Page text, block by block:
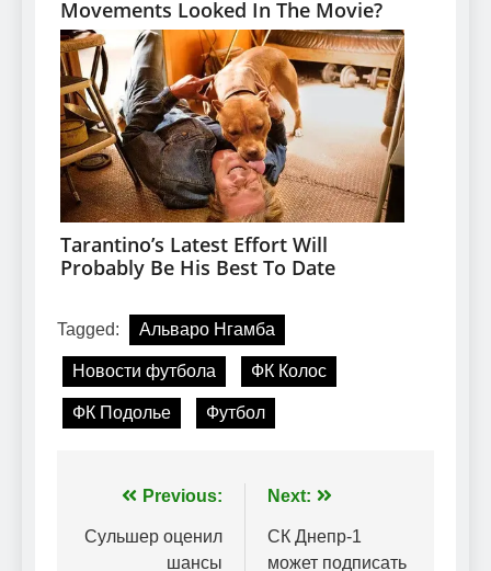
Tagged: Альваро Нгамба
Новости футбола ФК Колос
ФК Подолье Футбол
Навігація
записів
Previous:
Сульшер оценил
шансы
Next:
СК Днепр-1
может подписать